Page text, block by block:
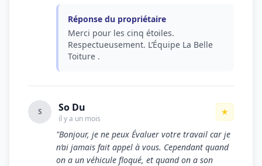
Réponse du propriétaire
Merci pour les cinq étoiles.
Respectueusement. L’Équipe La Belle
Toiture .
S So Du
il y a un mois
★
"Bonjour, je ne peux Évaluer votre travail car je
n’ai jamais fait appel à vous. Cependant quand
on a un véhicule floqué, et quand on a son